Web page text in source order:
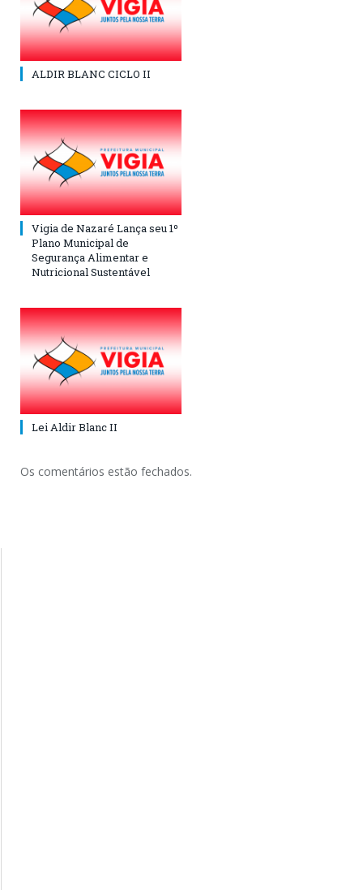
ALDIR BLANC CICLO II
Vigia de Nazaré Lança seu 1º
Plano Municipal de
Segurança Alimentar e
Nutricional Sustentável
Lei Aldir Blanc II
Os comentários estão fechados.